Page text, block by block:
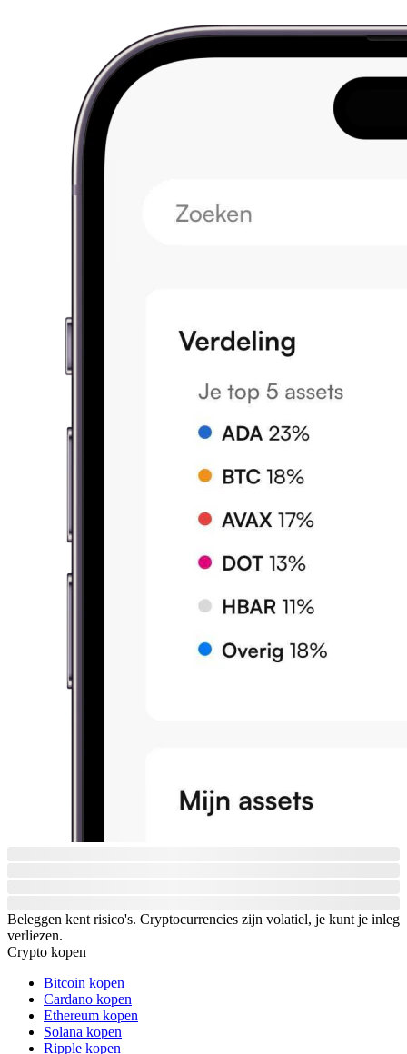
Beleggen kent risico's. Cryptocurrencies zijn volatiel, je kunt je inleg
verliezen.
Crypto kopen
Bitcoin kopen
Cardano kopen
Ethereum kopen
Solana kopen
Ripple kopen